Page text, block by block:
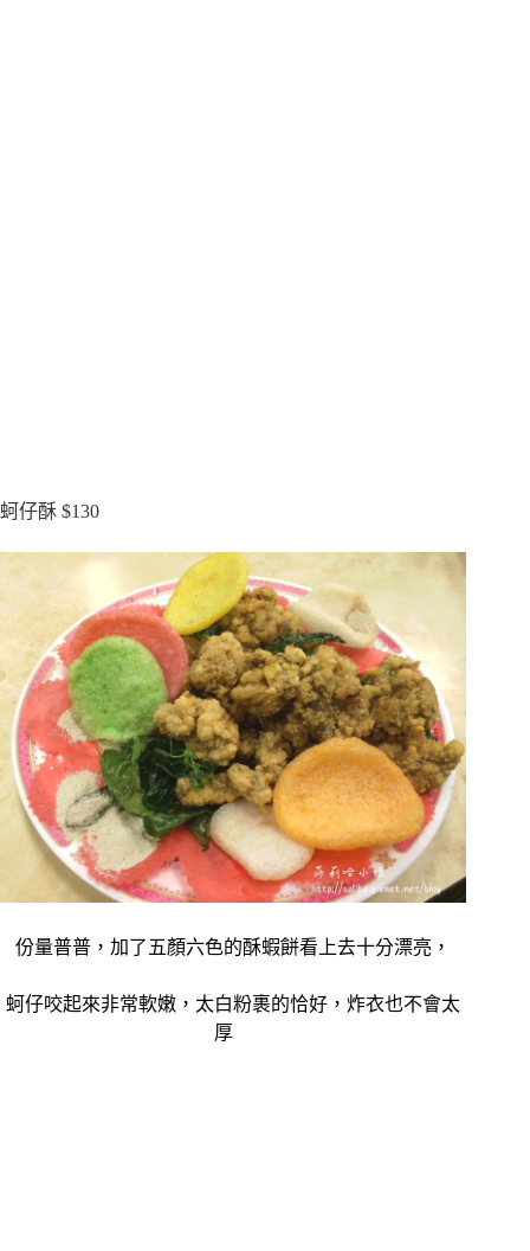
蚵仔酥 $130
份量普普，加了五顏六色的酥蝦餅看上去十分漂亮，
蚵仔咬起來非常軟嫩，太白粉裹的恰好，炸衣也不會太
厚